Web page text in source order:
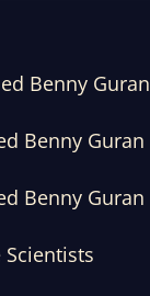
Benny Guran
Benny Guran
Benny Guran